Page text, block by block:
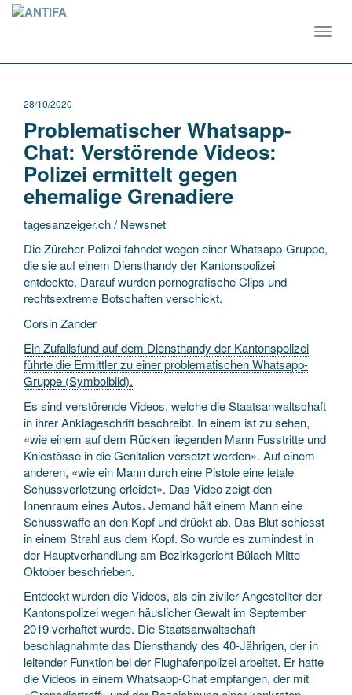
28/10/2020
Problematischer Whatsapp-
Chat: Verstörende Videos:
Polizei ermittelt gegen
ehemalige Grenadiere
tagesanzeiger.ch / Newsnet
Die Zürcher Polizei fahndet wegen einer Whatsapp-Gruppe,
die sie auf einem Diensthandy der Kantonspolizei
entdeckte. Darauf wurden pornografische Clips und
rechtsextreme Botschaften verschickt.
Corsin Zander
Ein Zufallsfund auf dem Diensthandy der Kantonspolizei
führte die Ermittler zu einer problematischen Whatsapp-
Gruppe (Symbolbild).
Es sind verstörende Videos, welche die Staatsanwaltschaft
in ihrer Anklageschrift beschreibt. In einem ist zu sehen,
«wie einem auf dem Rücken liegenden Mann Fusstritte und
Kniestösse in die Genitalien versetzt werden». Auf einem
anderen, «wie ein Mann durch eine Pistole eine letale
Schussverletzung erleidet». Das Video zeigt den
Innenraum eines Autos. Jemand hält einem Mann eine
Schusswaffe an den Kopf und drückt ab. Das Blut schiesst
in einem Strahl aus dem Kopf. So wurde es zumindest in
der Hauptverhandlung am Bezirksgericht Bülach Mitte
Oktober beschrieben.
Entdeckt wurden die Videos, als ein ziviler Angestellter der
Kantonspolizei wegen häuslicher Gewalt im September
2019 verhaftet wurde. Die Staatsanwaltschaft
beschlagnahmte das Diensthandy des 40-Jährigen, der in
leitender Funktion bei der Flughafenpolizei arbeitet. Er hatte
die Videos in einem Whatsapp-Chat empfangen, der mit